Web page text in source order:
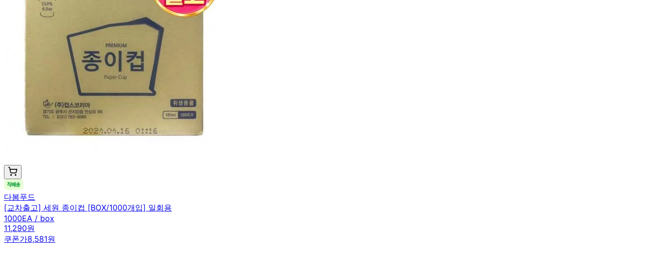
다봄푸드
[교차출고] 세원 종이컵 [BOX/1000개입] 일회용
1000EA / box
11,290원
쿠폰가8,581원